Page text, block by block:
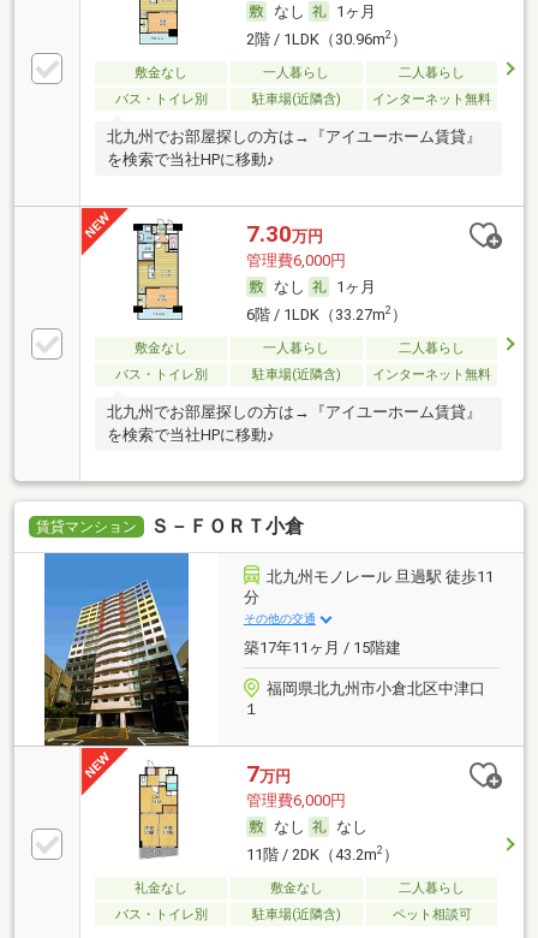
なし
1ヶ月
2階 / 1LDK（30.96m2）
敷金なし 一人暮らし
二人暮らし
バス・トイレ別
駐車場(近隣含) インターネット無料
北九州でお部屋探しの方は→『アイユーホーム賃貸』
を検索で当社HPに移動♪
7.30万円
管理費6,000円
なし
1ヶ月
6階 / 1LDK（33.27m2）
敷金なし 一人暮らし
二人暮らし
バス・トイレ別
駐車場(近隣含) インターネット無料
北九州でお部屋探しの方は→『アイユーホーム賃貸』
を検索で当社HPに移動♪
賃貸マンション Ｓ－ＦＯＲＴ小倉
北九州モノレール 旦過駅 徒歩11
分
その他の交通
築17年11ヶ月 / 15階建
福岡県北九州市小倉北区中津口
１
7万円
管理費6,000円
なし
なし
11階 / 2DK（43.2m2）
礼金なし 敷金なし
二人暮らし
バス・トイレ別
駐車場(近隣含) ペット相談可